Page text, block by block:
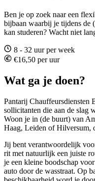
Ben je op zoek naar een
bijbaan waarbij je tijdens de
kan studeren? Wacht niet
8 - 32 uur per week
€16,50 per uur
Wat ga je doen?
Pantarij Chauffeursdiensten
sollicitanten die aan de slag
Woon je in (de buurt) van
Haag, Leiden of Hilversum,
Jij bent verantwoordelijk
rit met natuurlijk een juiste
je een kleine boodschap
auto door de wasstraat. Op